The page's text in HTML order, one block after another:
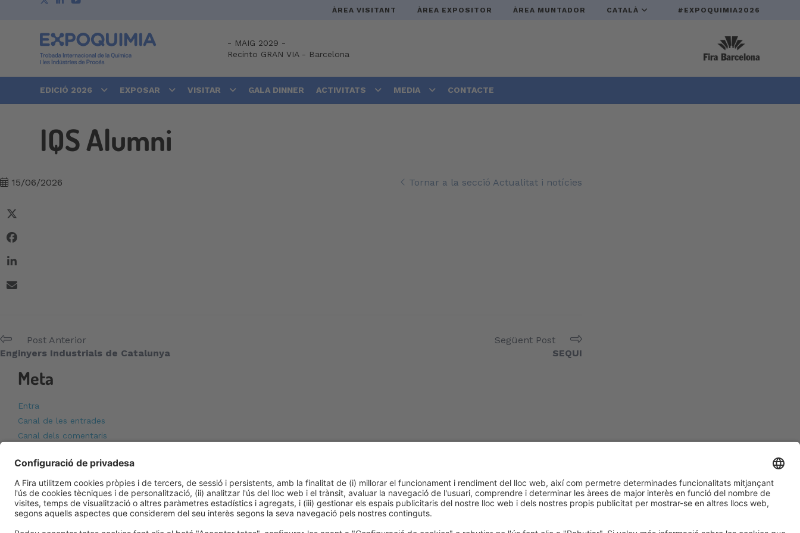
ÀREA VISITANT ÀREA EXPOSITOR ÀREA MUNTADOR CATALÀ #EXPOQUIMIA2026
- MAIG 2029 -
Recinto GRAN VIA- Barcelona
EDICIÓ 2026 EXPOSAR VISITAR GALA DINNER ACTIVITATS MEDIA CONTACTE
IQS Alumni
Tornar a la secció Actualitat i notícies
15/06/2026
Post Anterior
Enginyers Industrials de Catalunya
Següent Post
SEQUI
Meta
Entra
Canal de les entrades
Canal dels comentaris
#EXPOQUIMIA2026